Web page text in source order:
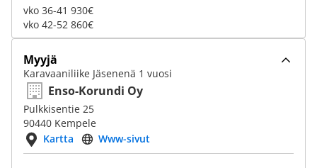
vko 36-41 930€
vko 42-52 860€
Myyjä
Karavaaniliike Jäsenenä 1 vuosi
Enso-Korundi Oy
Pulkkisentie 25
90440 Kempele
Kartta
Www-sivut